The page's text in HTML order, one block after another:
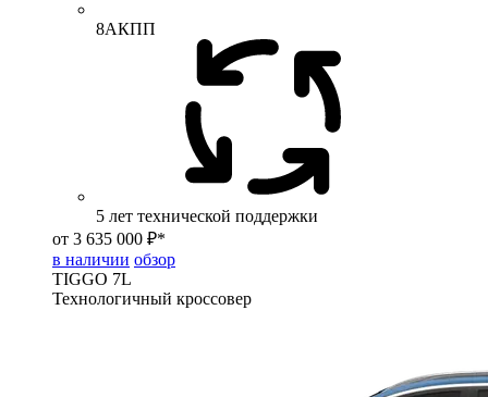
8АКПП
5 лет технической поддержки
от 3 635 000 ₽*
в наличии обзор
TIGGO 7L
Технологичный кроссовер